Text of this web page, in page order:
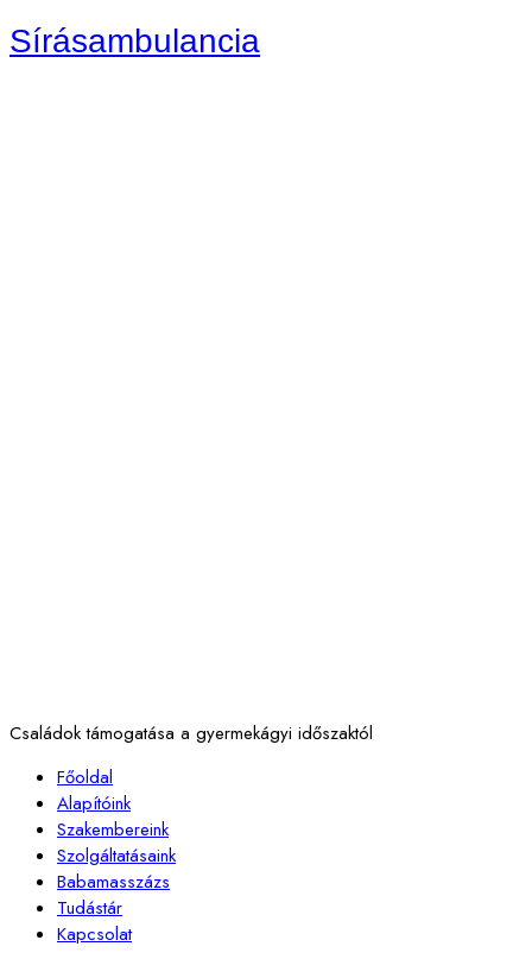
Sírásambulancia
Családok támogatása a gyermekágyi időszaktól
Főoldal
Alapítóink
Szakembereink
Szolgáltatásaink
Babamasszázs
Tudástár
Kapcsolat